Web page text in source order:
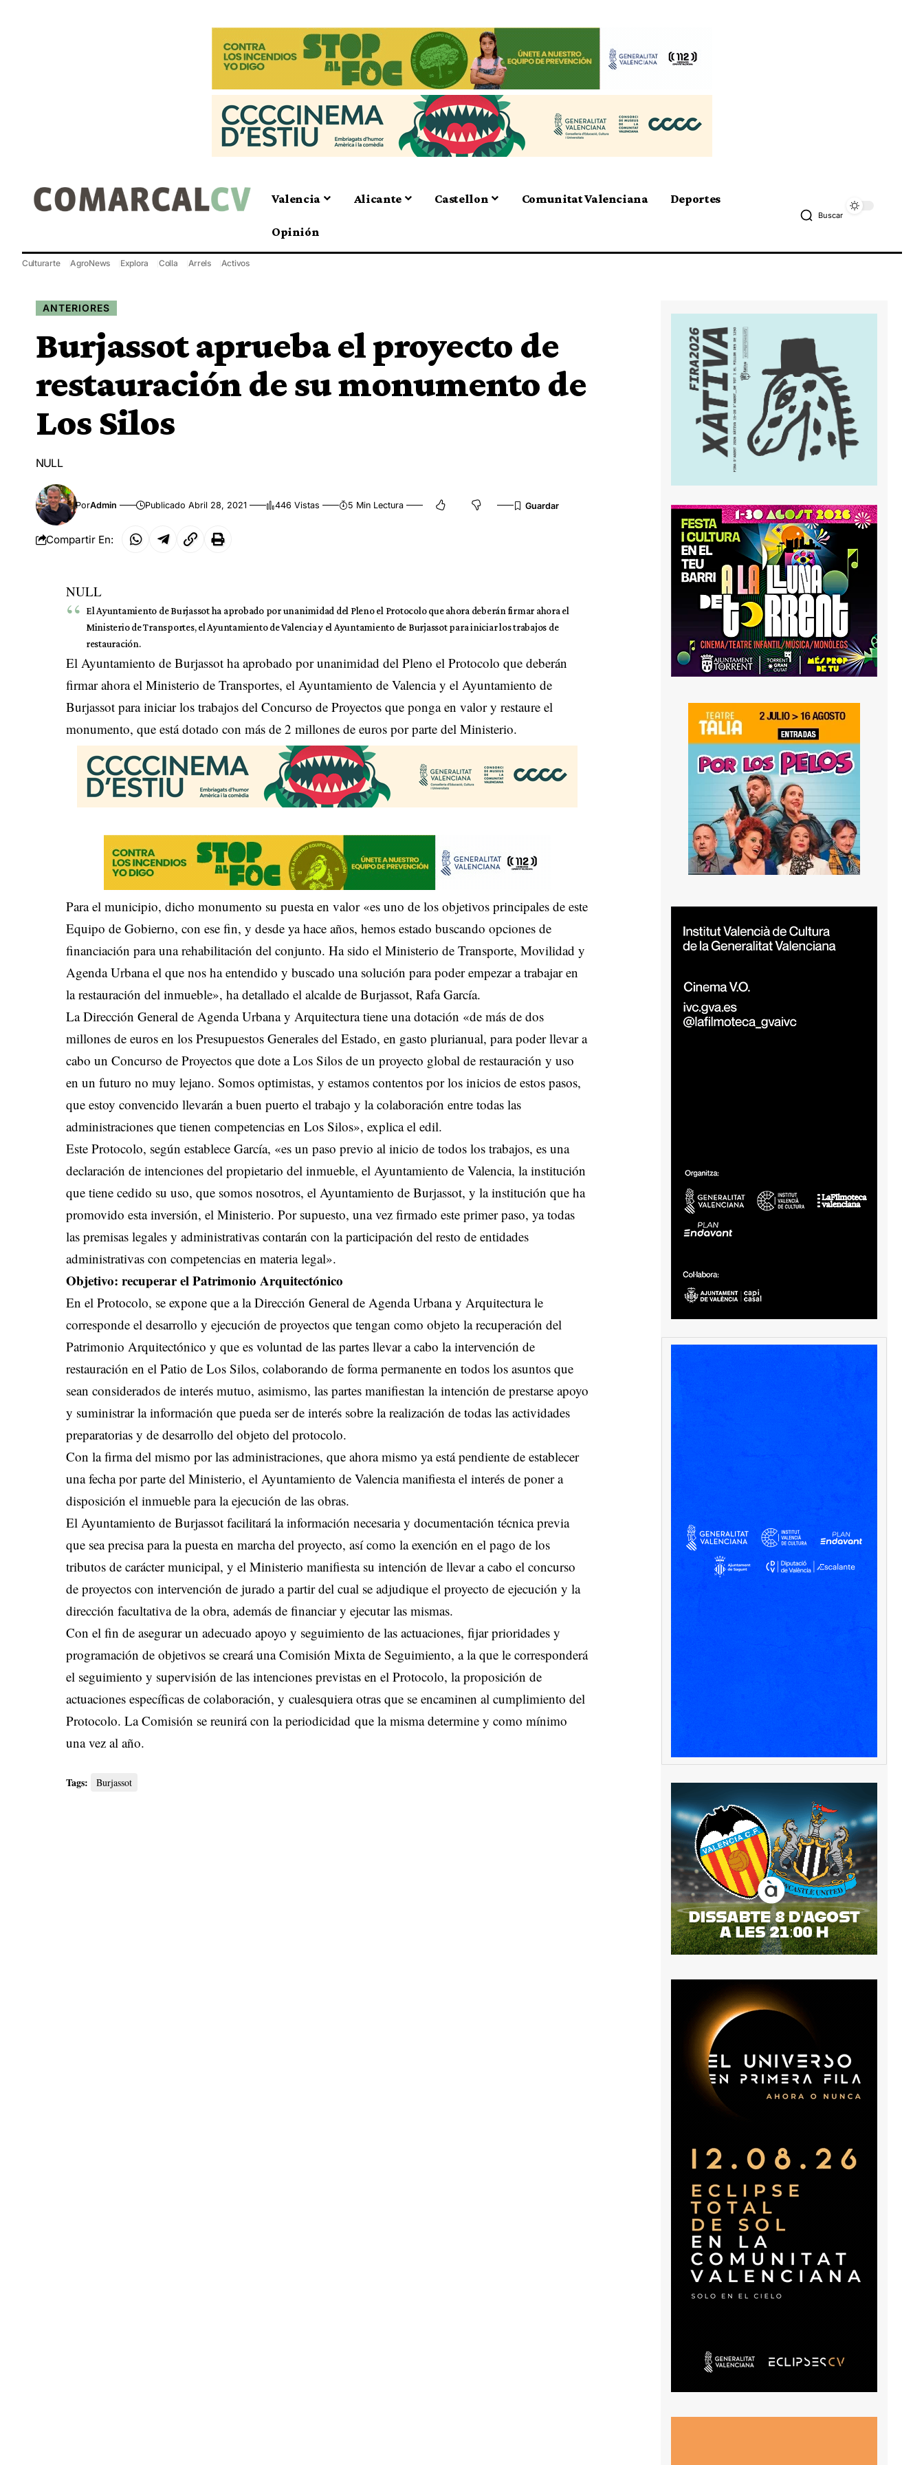
Valencia Alicante Castellon Comunitat Valenciana Deportes
Opinión
Buscar
Culturarte AgroNews Explora Colla Arrels Activos
ANTERIORES
Burjassot aprueba el proyecto de
restauración de su monumento de
Los Silos
NULL
PorAdmin Publicado Abril 28, 2021 446 Vistas 5 Min Lectura
Compartir En:
NULL
El Ayuntamiento de Burjassot ha aprobado por unanimidad del Pleno el Protocolo que ahora deberán firmar ahora el
Ministerio de Transportes, el Ayuntamiento de Valencia y el Ayuntamiento de Burjassot para iniciar los trabajos de
restauración.
El Ayuntamiento de Burjassot ha aprobado por unanimidad del Pleno el Protocolo que deberán
firmar ahora el Ministerio de Transportes, el Ayuntamiento de Valencia y el Ayuntamiento de
Burjassot para iniciar los trabajos del Concurso de Proyectos que ponga en valor y restaure el
monumento, que está dotado con más de 2 millones de euros por parte del Ministerio.
Para el municipio, dicho monumento su puesta en valor «es uno de los objetivos principales de este
Equipo de Gobierno, con ese fin, y desde ya hace años, hemos estado buscando opciones de
financiación para una rehabilitación del conjunto. Ha sido el Ministerio de Transporte, Movilidad y
Agenda Urbana el que nos ha entendido y buscado una solución para poder empezar a trabajar en
la restauración del inmueble», ha detallado el alcalde de Burjassot, Rafa García.
La Dirección General de Agenda Urbana y Arquitectura tiene una dotación «de más de dos
millones de euros en los Presupuestos Generales del Estado, en gasto plurianual, para poder llevar a
cabo un Concurso de Proyectos que dote a Los Silos de un proyecto global de restauración y uso
en un futuro no muy lejano. Somos optimistas, y estamos contentos por los inicios de estos pasos,
que estoy convencido llevarán a buen puerto el trabajo y la colaboración entre todas las
administraciones que tienen competencias en Los Silos», explica el edil.
Este Protocolo, según establece García, «es un paso previo al inicio de todos los trabajos, es una
declaración de intenciones del propietario del inmueble, el Ayuntamiento de Valencia, la institución
que tiene cedido su uso, que somos nosotros, el Ayuntamiento de Burjassot, y la institución que ha
promovido esta inversión, el Ministerio. Por supuesto, una vez firmado este primer paso, ya todas
las premisas legales y administrativas contarán con la participación del resto de entidades
administrativas con competencias en materia legal».
Objetivo: recuperar el Patrimonio Arquitectónico
En el Protocolo, se expone que a la Dirección General de Agenda Urbana y Arquitectura le
corresponde el desarrollo y ejecución de proyectos que tengan como objeto la recuperación del
Patrimonio Arquitectónico y que es voluntad de las partes llevar a cabo la intervención de
restauración en el Patio de Los Silos, colaborando de forma permanente en todos los asuntos que
sean considerados de interés mutuo, asimismo, las partes manifiestan la intención de prestarse apoyo
y suministrar la información que pueda ser de interés sobre la realización de todas las actividades
preparatorias y de desarrollo del objeto del protocolo.
Con la firma del mismo por las administraciones, que ahora mismo ya está pendiente de establecer
una fecha por parte del Ministerio, el Ayuntamiento de Valencia manifiesta el interés de poner a
disposición el inmueble para la ejecución de las obras.
El Ayuntamiento de Burjassot facilitará la información necesaria y documentación técnica previa
que sea precisa para la puesta en marcha del proyecto, así como la exención en el pago de los
tributos de carácter municipal, y el Ministerio manifiesta su intención de llevar a cabo el concurso
de proyectos con intervención de jurado a partir del cual se adjudique el proyecto de ejecución y la
dirección facultativa de la obra, además de financiar y ejecutar las mismas.
Con el fin de asegurar un adecuado apoyo y seguimiento de las actuaciones, fijar prioridades y
programación de objetivos se creará una Comisión Mixta de Seguimiento, a la que le corresponderá
el seguimiento y supervisión de las intenciones previstas en el Protocolo, la proposición de
actuaciones específicas de colaboración, y cualesquiera otras que se encaminen al cumplimiento del
Protocolo. La Comisión se reunirá con la periodicidad que la misma determine y como mínimo
una vez al año.
Tags: Burjassot